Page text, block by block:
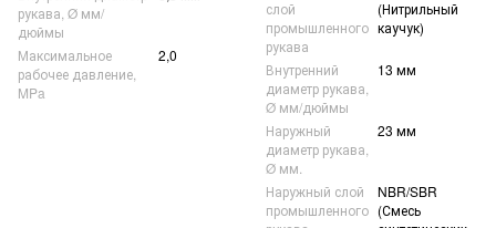
рукава, Ø мм/
дюймы
Максимальное
рабочее давление,
MPa
2,0
слой
промышленного
рукава
(Нитрильный
каучук)
Внутренний
диаметр рукава,
Ø мм/дюймы
13 мм
Наружный
диаметр рукава,
Ø мм.
23 мм
Наружный слой
промышленного
NBR/SBR
(Смесь